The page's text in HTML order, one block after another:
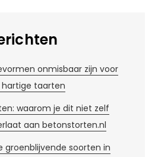
onmisbaar zijn voor
taarten
waarom je dit niet zelf
aan betonstorten.nl
groenblijvende soorten in